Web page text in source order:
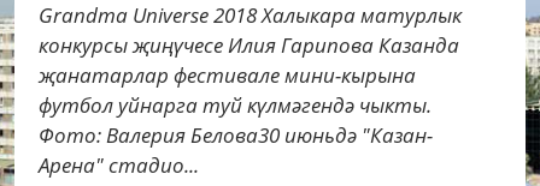
Grandma Universe 2018 Халыкара матурлык
конкурсы җиңүчесе Илия Гарипова Казанда
җанатарлар фестивале мини-кырына
футбол уйнарга туй күлмәгендә чыкты.
Фото: Валерия Белова30 июньдә "Казан-
Арена" стадио...